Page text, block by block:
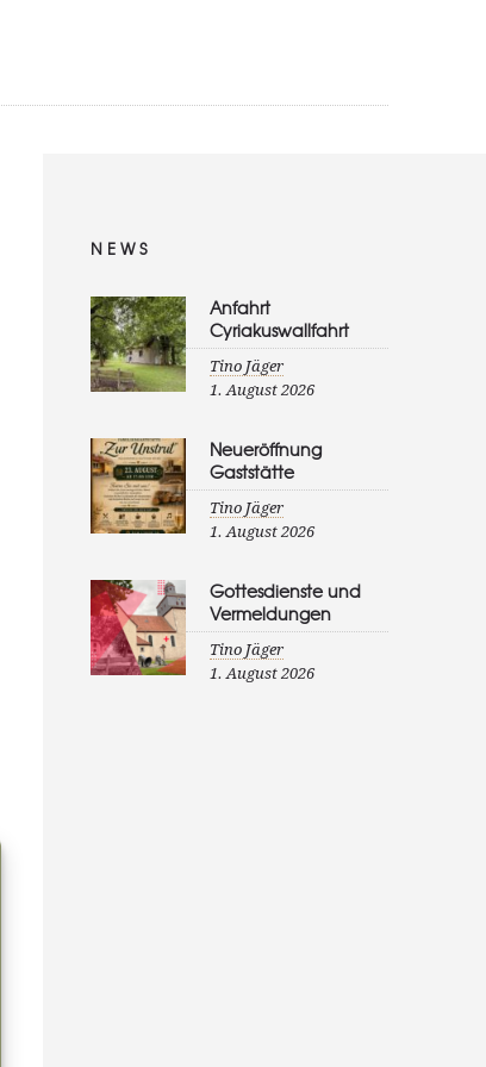
NEWS
Anfahrt
Cyriakuswallfahrt
Tino Jäger
1. August 2026
Neueröffnung
Gaststätte
Tino Jäger
1. August 2026
Gottesdienste und
Vermeldungen
Tino Jäger
1. August 2026